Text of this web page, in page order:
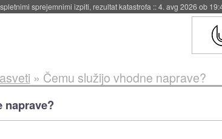
svojo raketo za večkratno uporabo::4. avg 2026 ob 19:41
» Čemu služijo vhodne naprave?
naprave?